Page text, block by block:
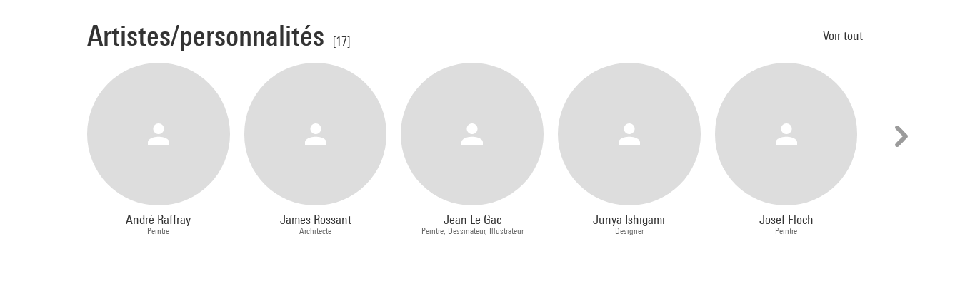
Artistes/personnalités [17] Voir tout
André Raffray
Peintre
James Rossant
Architecte
Jean Le Gac
Peintre, Dessinateur, Illustrateur
Junya Ishigami
Designer
Josef Floch
Peintre